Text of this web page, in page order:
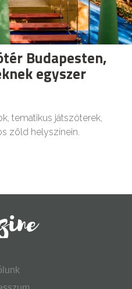
Budapesten,
egyszer
tematikus játszóterek,
zöld helyszínein.